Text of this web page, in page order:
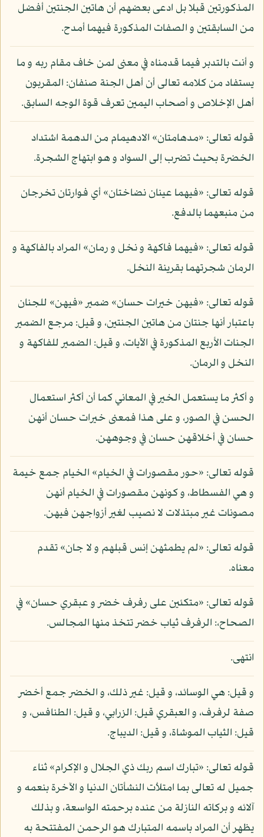
المذكورتين قبلا بل ادعى بعضهم أن هاتين الجنتين أفضل
من السابقتين و الصفات المذكورة فيهما أمدح.
و أنت بالتدبر فيما قدمناه في معنى لمن خاف مقام ربه و ما
يستفاد من كلامه تعالى أن أهل الجنة صنفان: المقربون
أهل الإخلاص و أصحاب اليمين تعرف قوة الوجه السابق.
قوله تعالى: «مدهامتان» الادهيمام من الدهمة اشتداد
الخضرة بحيث تضرب إلى السواد و هو ابتهاج الشجرة.
قوله تعالى: «فيهما عينان نضاختان» أي فوارتان تخرجان
من منبعهما بالدفع.
قوله تعالى: «فيهما فاكهة و نخل و رمان» المراد بالفاكهة و
الرمان شجرتهما بقرينة النخل.
قوله تعالى: «فيهن خيرات حسان» ضمير «فيهن» للجنان
باعتبار أنها جنتان من هاتين الجنتين، و قيل: مرجع الضمير
الجنات الأربع المذكورة في الآيات، و قيل: الضمير للفاكهة و
النخل و الرمان.
و أكثر ما يستعمل الخير في المعاني كما أن أكثر استعمال
الحسن في الصور، و على هذا فمعنى خيرات حسان أنهن
حسان في أخلاقهن حسان في وجوههن.
قوله تعالى: «حور مقصورات في الخيام» الخيام جمع خيمة
و هي الفسطاط، و كونهن مقصورات في الخيام أنهن
مصونات غير مبتذلات لا نصيب لغير أزواجهن فيهن.
قوله تعالى: «لم يطمثهن إنس قبلهم و لا جان» تقدم
معناه.
قوله تعالى: «متكئين على رفرف خضر و عبقري حسان» في
الصحاح،: الرفرف ثياب خضر تتخذ منها المجالس.
انتهى.
و قيل: هي الوسائد، و قيل: غير ذلك، و الخضر جمع أخضر
صفة لرفرف، و العبقري قيل: الزرابي، و قيل: الطنافس، و
قيل: الثياب الموشاة، و قيل: الديباج.
قوله تعالى: «تبارك اسم ربك ذي الجلال و الإكرام» ثناء
جميل له تعالى بما امتلأت النشأتان الدنيا و الآخرة بنعمه و
آلائه و بركاته النازلة من عنده برحمته الواسعة، و بذلك
يظهر أن المراد باسمه المتبارك هو الرحمن المفتتحة به